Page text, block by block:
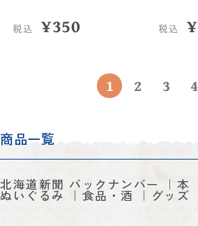
税込 ¥350 税込 ¥
1 2 3 4
商品一覧
北海道新聞 バックナンバー 本
ぬいぐるみ 食品・酒 グッズ